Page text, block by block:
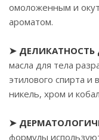
омоложенным и
ароматом.
➤
масла для тела
этилового спирта и
никель, хром и
➤
формулы